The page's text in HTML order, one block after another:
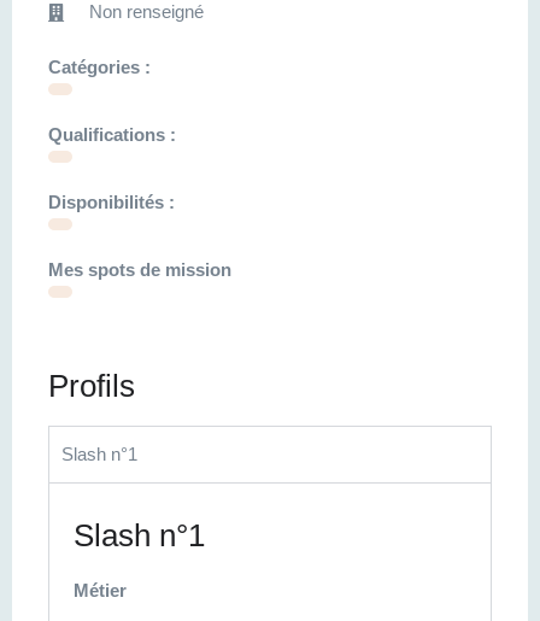
Non renseigné
Catégories :
Qualifications :
Disponibilités :
Mes spots de mission
Profils
Slash n°1
Slash n°1
Métier